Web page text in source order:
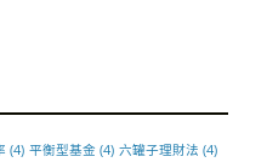
(4) 平衡型基金 (4) 六罐子理財法 (4)